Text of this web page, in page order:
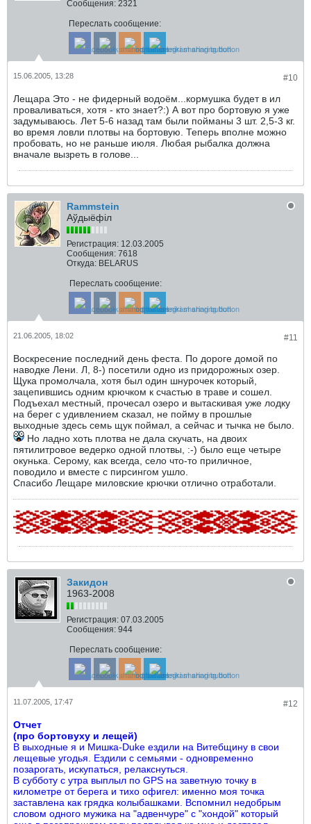
Сообщения: 2321
Переслать сообщение:
#10
15.06.2005, 13:28
Лещара Это - не фидерный водоём...кормушка будет в ил
проваливаться, хотя - кто знает?:) А вот про бортовую я уже
задумываюсь. Лет 5-6 назад там были пойманы 3 шт. 2,5-3 кг.
во время ловли плотвы на бортовую. Теперь вполне можно
пробовать, но не раньше июля. Любая рыбалка должна
вначале вызреть в голове...
Rammstein
Аўдыёфіл
Регистрация: 12.03.2005
Сообщения: 7618
Откуда: BELARUS
Переслать сообщение:
#11
21.06.2005, 18:02
Воскресение последний день феста. По дороге домой по
наводке Лени. Л, 8-) посетили одно из придорожных озер.
Щука промолчала, хотя был один шнурочек который,
зацепившись одним крючком к счастью в траве и сошел.
Подъехал местный, прочесал озеро и вытаскивая уже лодку
на берег с удивлением сказал, не пойму в прошлые
выходные здесь семь щук поймал, а сейчас и тычка не было.
Но ладно хоть плотва не дала скучать, на двоих
пятилитровое ведерко одной плотвы, :-) было еще четыре
окунька. Серому, как всегда, село что-то приличное,
поводило и вместе с пирсингом ушло.
Спасибо Лещаре миловские крючки отлично отработали.
Закидон
1963-2008
Регистрация: 07.03.2005
Сообщения: 944
Переслать сообщение:
#12
11.07.2005, 17:47
Отчет
(про бортовуху и лещей)
В выходные я и Мишка-Duke ездили на Витебщину в свои
лещевые угодья. Ездили с семьями - одновременно
позарогать, искупаться, релакснуться.
В субботу с утра выплыл по GPS на заветную точку в
километре от берега и тихо офигел: именно моя точка
заставлена как грядка колыбашками. Вспомнил недобрым
словом одного мужика на "адвенчуре" с "хондой" который